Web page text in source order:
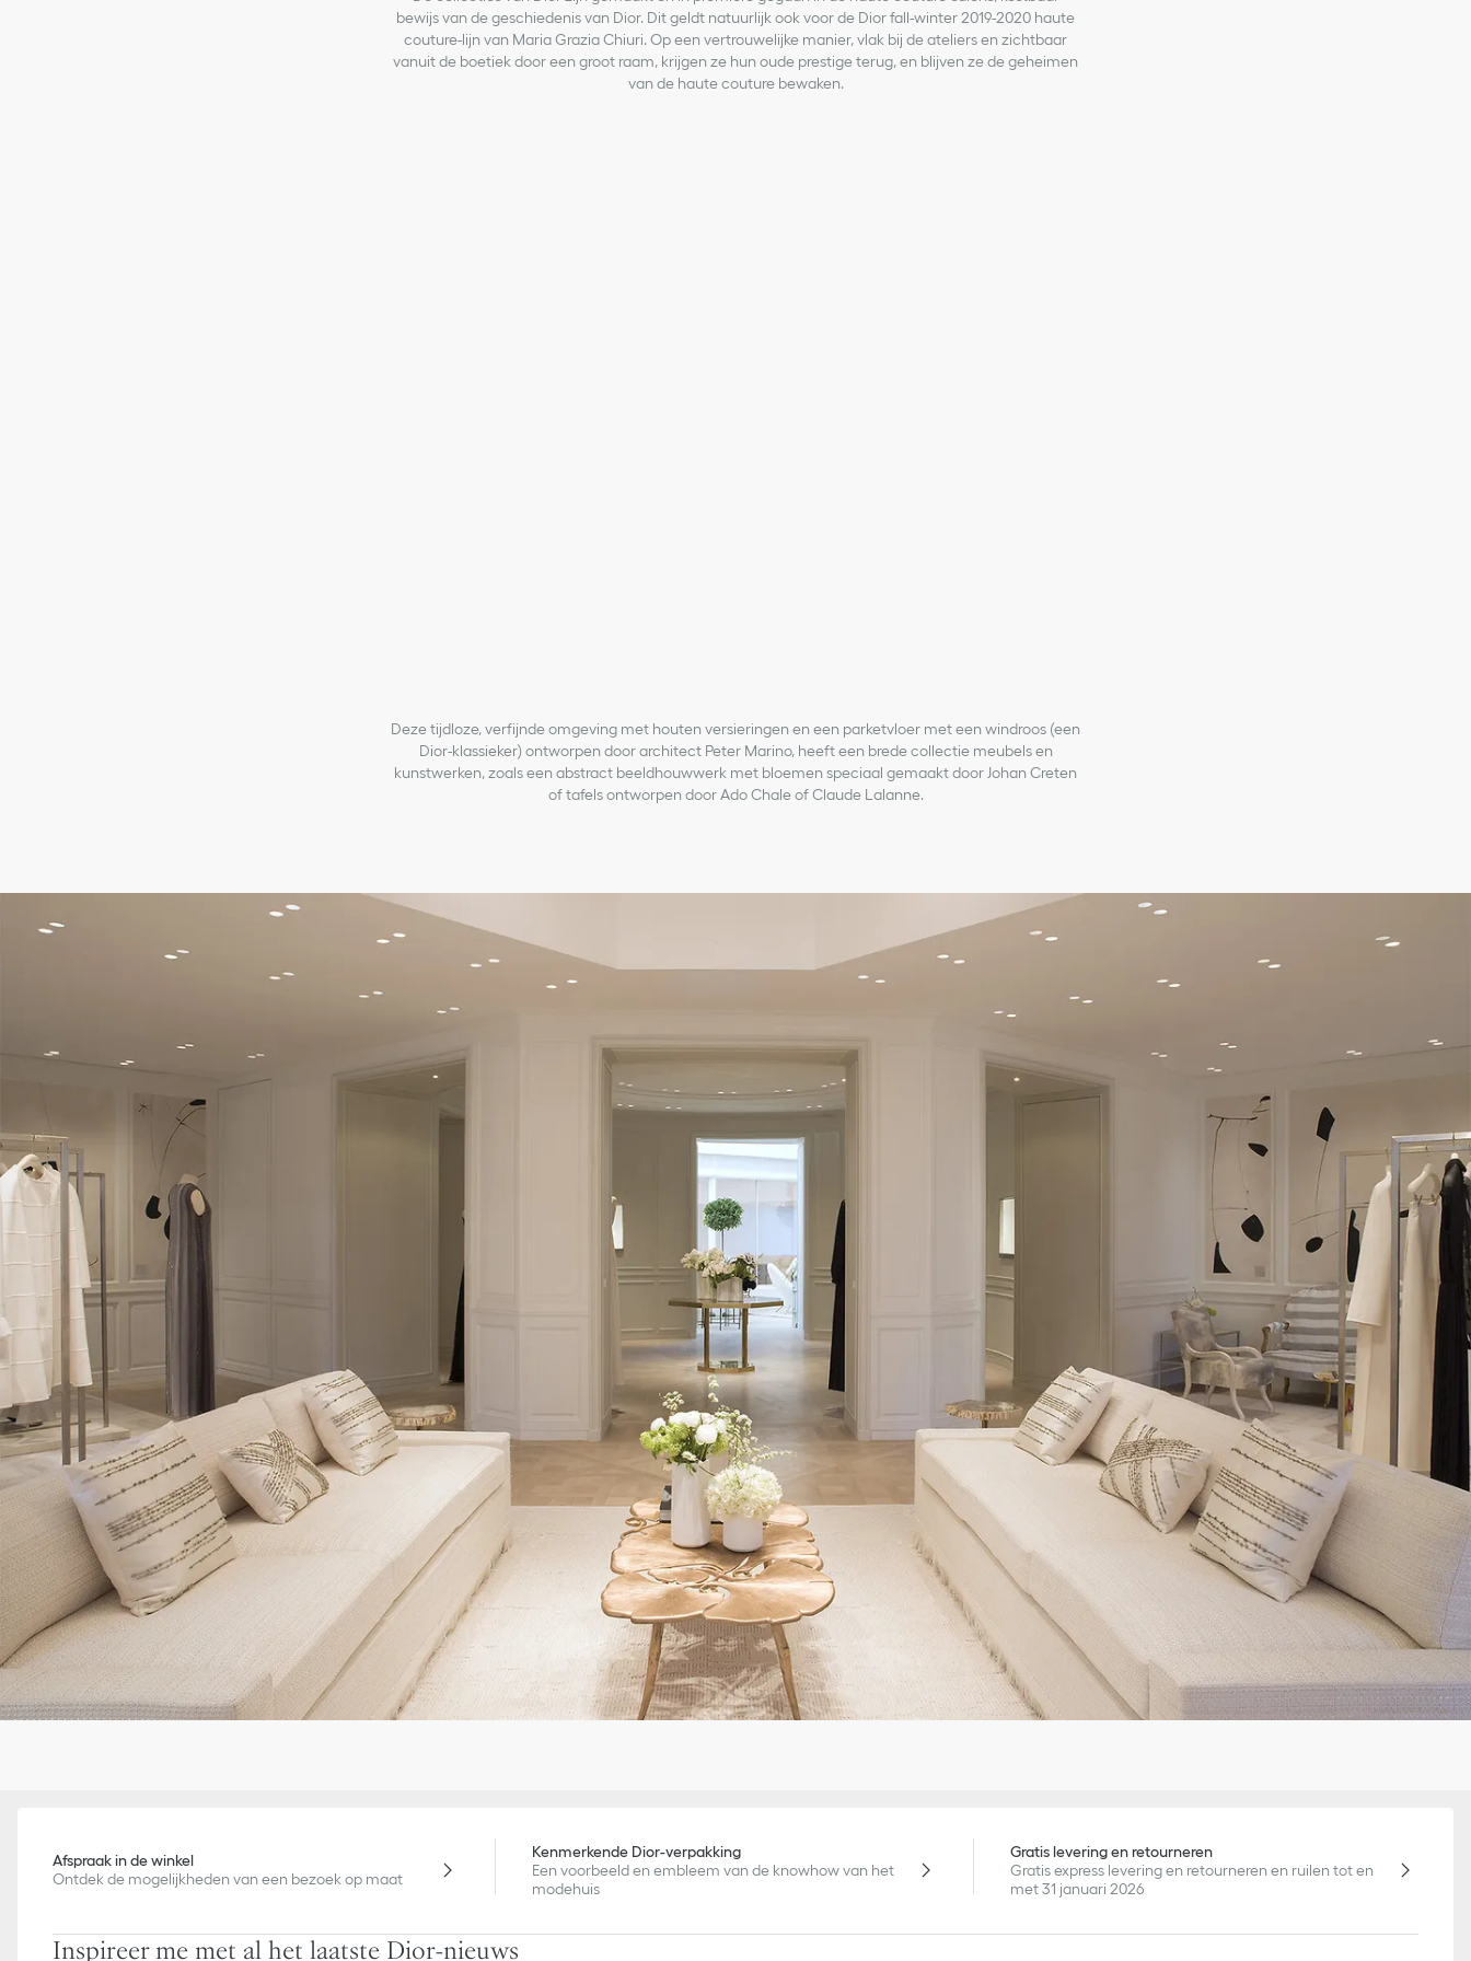
bewijs van de geschiedenis van Dior. Dit geldt natuurlijk ook voor de Dior fall-winter 2019-2020 haute
couture-lijn van Maria Grazia Chiuri. Op een vertrouwelijke manier, vlak bij de ateliers en zichtbaar
vanuit de boetiek door een groot raam, krijgen ze hun oude prestige terug, en blijven ze de geheimen
van de haute couture bewaken.
Deze tijdloze, verfijnde omgeving met houten versieringen en een parketvloer met een windroos (een
Dior-klassieker) ontworpen door architect Peter Marino, heeft een brede collectie meubels en
kunstwerken, zoals een abstract beeldhouwwerk met bloemen speciaal gemaakt door Johan Creten
of tafels ontworpen door Ado Chale of Claude Lalanne.
Afspraak in de winkel
Ontdek de mogelijkheden van een bezoek op maat
Kenmerkende Dior-verpakking
Een voorbeeld en embleem van de knowhow van het
modehuis
Gratis levering en retourneren
Gratis express levering en retourneren en ruilen tot en
met 31 januari 2026
Inspireer me met al het laatste Dior-nieuws